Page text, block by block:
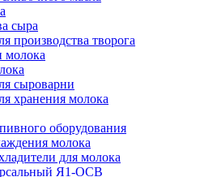
сыра
производства творога
молока
сыроварни
хранения молока
оборудования
молока
для молока
Я1-ОСВ